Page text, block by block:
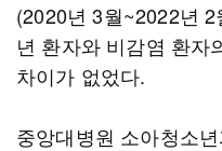
(2020년 3월~2022년
년 환자와 비감염 환자
차이가 없었다.
중앙대병원 소아청소